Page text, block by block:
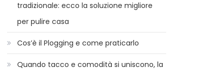
tradizionale: ecco la soluzione migliore
per pulire casa
Cos’è il Plogging e come praticarlo
Quando tacco e comodità si uniscono, la